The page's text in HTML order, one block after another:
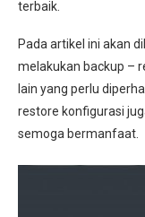
terbaik.
Pada artikel ini akan
melakukan backup –
lain yang perlu
restore konfigurasi
semoga bermanfaat.